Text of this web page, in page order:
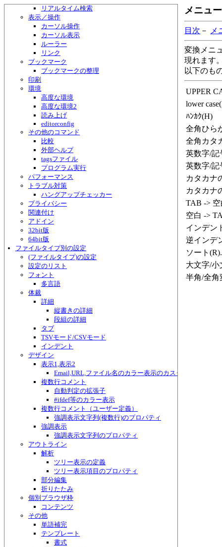
リアルタイム検索
表示／操作
カーソル操作
カーソル表示
ルーラー
リンク
ブックマーク
ブックマークの整理
印刷
環境
高度な環境
高度な環境2
読み上げ
editorconfig
その他のコマンド
比較
外部ヘルプ
tagsファイル
プログラム実行
パフォーマンス
トラブル対策
ハングアップチェッカー
プライバシー
関連付け
アドイン
32bit版
64bit版
ファイルタイプ別の設定
(ファイルタイプ)の設定
設定のリスト
フォント
多言語
体裁
詳細
縦書きの詳細
段組の詳細
タブ
TSVモード/CSVモード
インデント
デザイン
表示1,表示2
Email,URL,ファイル名のカラー表示のカスタマイズ
複数行コメント
自動判定の拡張子
#ifdef等のカラー表示
複数行コメント（ユーザー定義）
強調表示文字列(複数行)のプロパティ
強調表示
強調表示文字列のプロパティ
アウトライン
解析
ツリー表示の定義
ツリー表示項目のプロパティ
部分編集
折りたたみ
個別ブラウザ枠
コンテンツ
その他
単語補完
テンプレート
書式
メニュ
目次 － メ
変換メニ
現れます
以下のも
UPPER
lower
ﾊﾝｶｸ(H)
全角ひら
全角カタ
英数字/記
英数字/記
カタカナ
カタカナ
TAB -> 空
空白 ->
インデン
逆インデ
ソート
大文字/小
半角/全角